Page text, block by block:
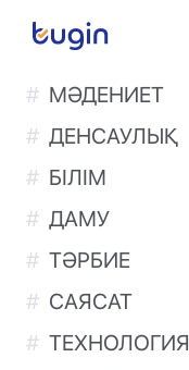
МӘДЕНИЕТ
ДЕНСАУЛЫҚ
БІЛІМ
ДАМУ
ТӘРБИЕ
САЯСАТ
ТЕХНОЛОГИЯ